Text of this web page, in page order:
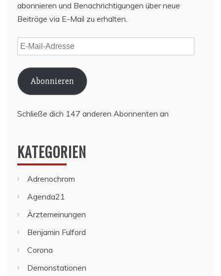
abonnieren und Benachrichtigungen über neue
Beiträge via E-Mail zu erhalten.
E-
Mail-
Adresse
Abonnieren
Schließe dich 147 anderen Abonnenten an
KATEGORIEN
Adrenochrom
Agenda21
Ärztemeinungen
Benjamin Fulford
Corona
Demonstationen